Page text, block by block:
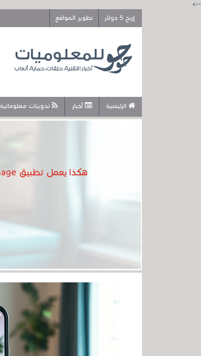
-->
إربح 5 دولار
تطوير المواقع
الرئيسية أخبار تدوينات معلوماتية
هكذا يعمل تطبيق Muse Image، وهو تطبيق الذكاء الاصطناعي من ميتا لإنشاء الصور على واتساب وإنستغرام